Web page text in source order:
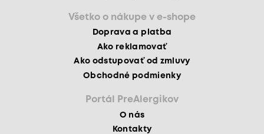
Všetko o nákupe v e-shope
Doprava a platba
Ako reklamovať
Ako odstupovať od zmluvy
Obchodné podmienky
Portál PreAlergikov
O nás
Kontakty